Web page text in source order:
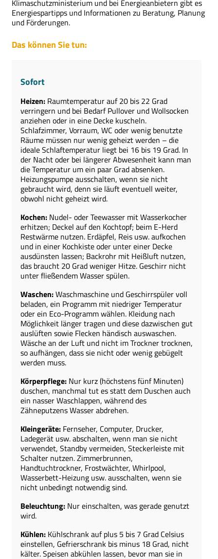
Klimaschutzministerium und bei Energieanbietern gibt es
Energiespartipps und Informationen zu Beratung, Planung
und Förderungen.
Das könnenSietun:
Sofort
Heizen: Raumtemperatur auf 20 bis 22 Grad
verringern und bei Bedarf Pullover und Wollsocken
anziehen oder in eine Decke kuscheln.
Schlafzimmer, Vorraum, WC oder wenig benutzte
Räume müssen nur wenig geheizt werden – die
ideale Schlaftemperatur liegt bei 16 bis 19 Grad. In
der Nacht oder bei längerer Abwesenheit kann man
die Temperatur um ein paar Grad absenken.
Heizungspumpe ausschalten, wenn sie nicht
gebraucht wird, denn sie läuft eventuell weiter,
obwohl nicht geheizt wird.
Kochen: Nudel- oder Teewasser mit Wasserkocher
erhitzen; Deckel auf den Kochtopf; beim E-Herd
Restwärme nutzen. Erdäpfel, Reis usw. aufkochen
und in einer Kochkiste oder unter einer Decke
ausdünsten lassen; Backrohr mit Heißluft nutzen,
das braucht 20 Grad weniger Hitze. Geschirr nicht
unter fließendem Wasser spülen.
Waschen:Waschmaschine und Geschirrspüler voll
beladen, ein Programm mit niedriger Temperatur
oder ein Eco-Programm wählen. Kleidung nach
Möglichkeit länger tragen und diese dazwischen gut
auslüften sowie Flecken händisch auswaschen.
Wäsche an der Luft und nicht im Trockner trocknen,
so aufhängen, dass sie nicht oder wenig gebügelt
werden muss.
Körperpflege: Nur kurz (höchstens fünf Minuten)
duschen, manchmal tut es statt dem Duschen auch
ein nasser Waschlappen, während des
Zähneputzens Wasser abdrehen.
Kleingeräte: Fernseher, Computer, Drucker,
Ladegerät usw. abschalten, wenn man sie nicht
verwendet, Standby vermeiden, Steckerleiste mit
Schalter nutzen. Zimmerbrunnen,
Handtuchtrockner, Frostwächter, Whirlpool,
Wasserbett-Heizung usw. ausschalten, wenn sie
nicht unbedingt notwendig sind.
Beleuchtung: Nur einschalten, was gerade genutzt
wird.
Kühlen: Kühlschrank auf plus 5 bis 7 Grad Celsius
einstellen, Gefrierschrank bis minus 18 Grad, nicht
kälter. Speisen abkühlen lassen, bevor man sie in